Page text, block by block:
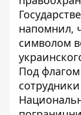
напомнил,
символом
Под